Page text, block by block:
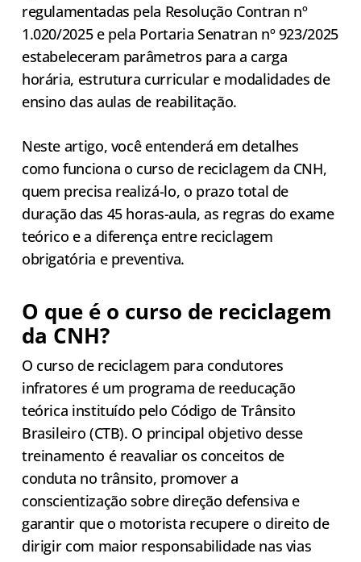
regulamentadas pela Resolução Contran nº
1.020/2025 e pela Portaria Senatran nº 923/2025
estabeleceram parâmetros para a carga
horária, estrutura curricular e modalidades de
ensino das aulas de reabilitação.
Neste artigo, você entenderá em detalhes
como funciona o curso de reciclagem da CNH,
quem precisa realizá-lo, o prazo total de
duração das 45 horas-aula, as regras do exame
teórico e a diferença entre reciclagem
obrigatória e preventiva.
O que é o curso de reciclagem
da CNH?
O curso de reciclagem para condutores
infratores é um programa de reeducação
teórica instituído pelo Código de Trânsito
Brasileiro (CTB). O principal objetivo desse
treinamento é reavaliar os conceitos de
conduta no trânsito, promover a
conscientização sobre direção defensiva e
garantir que o motorista recupere o direito de
dirigir com maior responsabilidade nas vias